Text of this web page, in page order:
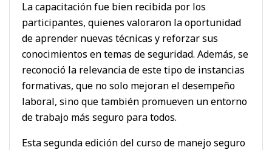
La capacitación fue bien recibida por los
participantes, quienes valoraron la oportunidad
de aprender nuevas técnicas y reforzar sus
conocimientos en temas de seguridad. Además, se
reconoció la relevancia de este tipo de instancias
formativas, que no solo mejoran el desempeño
laboral, sino que también promueven un entorno
de trabajo más seguro para todos.
Esta segunda edición del curso de manejo seguro